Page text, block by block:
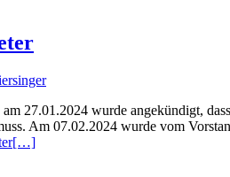
27.01.2024 wurde angekündigt,
Am 07.02.2024 wurde vom
[…]